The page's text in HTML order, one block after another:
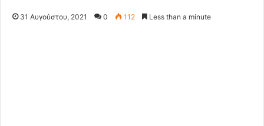
31 Αυγούστου, 2021 0 112 Less than a minute